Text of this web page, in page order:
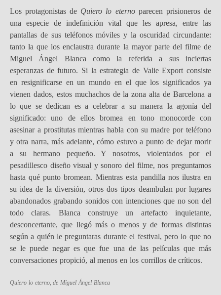
Los protagonistas de Quiero lo eternoparecen prisioneros de
una especie de indefinición vital que les apresa, entre las
pantallas de sus teléfonos móviles y la oscuridad circundante:
tanto la que los enclaustra durante la mayor parte del filme de
Miguel Ángel Blanca como la referida a sus inciertas
esperanzas de futuro. Si la estrategia de Valie Export consiste
en resignificarse en un mundo en el que los significados ya
vienen dados, estos muchachos de la zona alta de Barcelona a
lo que se dedican es a celebrar a su manera la agonía del
significado: uno de ellos bromea en tono monocorde con
asesinar a prostitutas mientras habla con su madre por teléfono
y otra narra, más adelante, cómo estuvo a punto de dejar morir
a su hermano pequeño. Y nosotros, violentados por el
pesadillesco diseño visual y sonoro del filme, nos preguntamos
hasta qué punto bromean. Mientras esta pandilla nos ilustra en
su idea de la diversión, otros dos tipos deambulan por lugares
abandonados grabando sonidos con intenciones que no son del
todo claras. Blanca construye un artefacto inquietante,
desconcertante, que llegó más o menos y de formas distintas
según a quién le preguntaras durante el festival, pero lo que no
se le puede negar es que fue una de las películas que más
conversaciones propició, al menos en los corrillos de críticos.
Quiero lo eterno, de Miguel Ángel Blanca